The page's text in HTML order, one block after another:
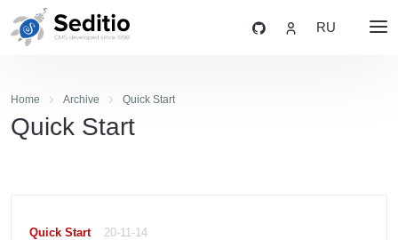
RU
Home Archive Quick Start
Quick Start
Quick Start 20-11-14